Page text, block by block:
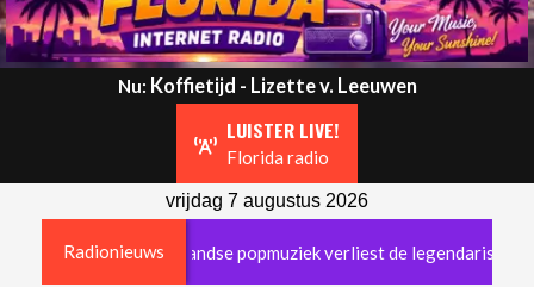
Nu: Koffietijd - Lizette v. Leeuwen
LUISTER LIVE!
Florida radio
vrijdag 7 augustus 2026
Radionieuws
overleden: Nederlandse popmuziek verliest de legendarische